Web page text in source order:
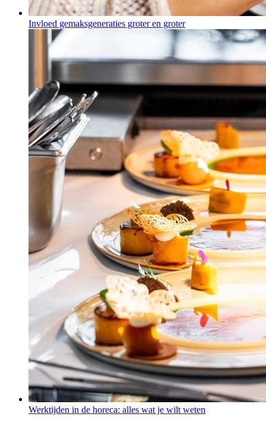
Invloed gemaksgeneraties groter en groter
Werktijden in de horeca: alles wat je wilt weten